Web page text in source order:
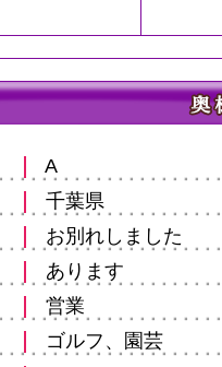
A
千葉県
お別れしました
あります
営業
ゴルフ、園芸